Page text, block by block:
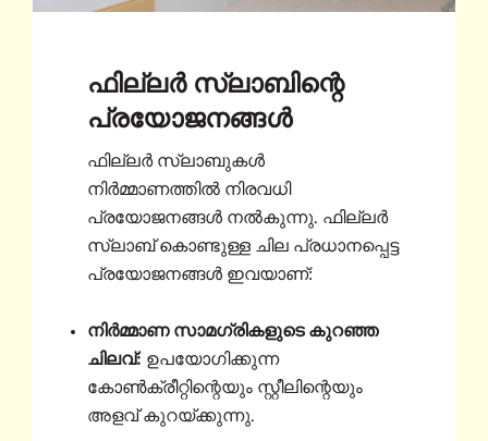
ഫില്ലർ സ്ലാബിന്റെ
പ്രയോജനങ്ങൾ
ഫില്ലർ സ്ലാബുകൾ
നിർമ്മാണത്തിൽ നിരവധി
പ്രയോജനങ്ങൾ നൽകുന്നു. ഫില്ലർ
സ്ലാബ് കൊണ്ടുള്ള ചില പ്രധാനപ്പെട്ട
പ്രയോജനങ്ങൾ ഇവയാണ്:
നിർമ്മാണ സാമഗ്രികളുടെ കുറഞ്ഞ
ചിലവ്: ഉപയോഗിക്കുന്ന
കോൺക്രീറ്റിന്റെയും സ്റ്റീലിന്റെയും
അളവ് കുറയ്ക്കുന്നു.